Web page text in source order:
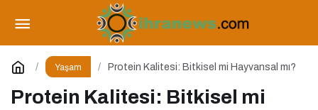
Yaşam Protein Kalitesi: Bitkisel mi Hayvansal mı?
Protein Kalitesi: Bitkisel mi
Dijital Çağın İlişkileri: Tüketen 6 Davranış
Biçimi
Yorum Yap